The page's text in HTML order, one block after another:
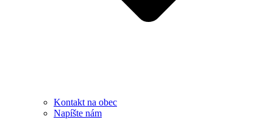
Kontakt na obec
Napíšte nám